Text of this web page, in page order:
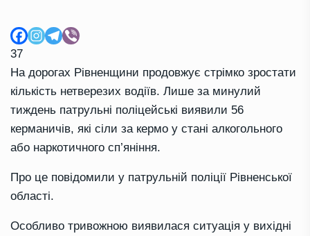
37
На дорогах Рівненщини продовжує стрімко зростати
кількість нетверезих водіїв. Лише за минулий
тиждень патрульні поліцейські виявили 56
керманичів, які сіли за кермо у стані алкогольного
або наркотичного сп’яніння.
Про це повідомили у патрульній поліції Рівненської
області.
Особливо тривожною виявилася ситуація у вихідні